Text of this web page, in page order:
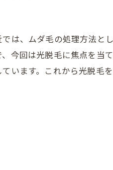
では、ムダ毛の処理方法と
、今回は光脱毛に焦点を当
ています。これから光脱毛